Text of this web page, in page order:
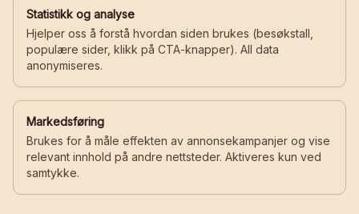
Statistikk og analyse
Hjelper oss å forstå hvordan siden brukes (besøkstall,
populære sider, klikk på CTA-knapper). All data
anonymiseres.
Markedsføring
Brukes for å måle effekten av annonsekampanjer og vise
relevant innhold på andre nettsteder. Aktiveres kun ved
samtykke.